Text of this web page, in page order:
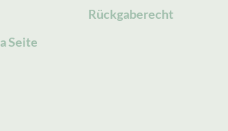
Seite
Rückgaberecht